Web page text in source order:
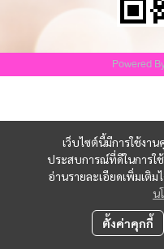
เว็บไซต์นี้มีการใช้งา
ประสบการณ์ที่ดีในการใ
อ่านรายละเอียดเพิ่มเติม
น
ตั้งค่าคุกกี้
Powered